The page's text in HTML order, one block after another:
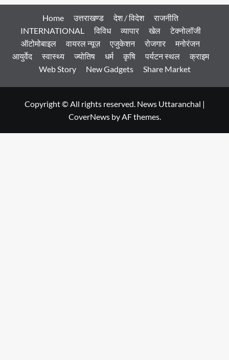
Home उत्तराखण्ड देश / विदेश
राजनीति
INTERNATIONAL
विविध व्यापार खेल
टेक्नोलॉजी
ऑटोमोबाइल
वायरल न्यूज़ एजुकेशन रोजगार
मनोरंजन
आयुर्वेद
स्वास्थ्य ज्योतिष धर्म कृषि पर्यटन स्थल
क्राइम
Web Story
New Gadgets Share Market
Copyright © All rights reserved. News Uttaranchal |
CoverNewsby AF themes.